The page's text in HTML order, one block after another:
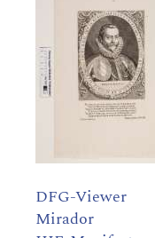
DFG-Viewer
Mirador